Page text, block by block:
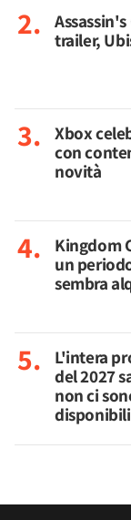
trailer,
Xbox
con
novità
Kingdom
un
sembra
L'intera
del 2027
non ci
disponibili